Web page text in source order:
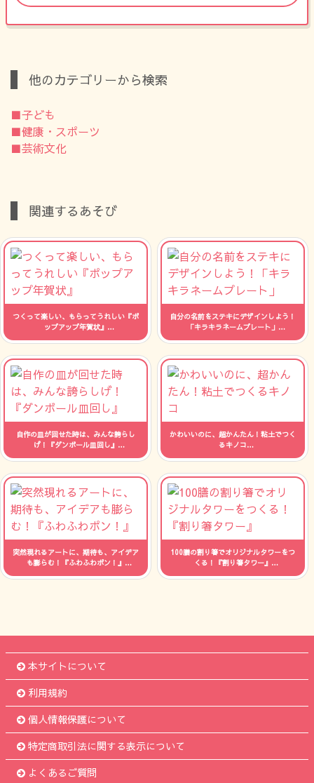
他のカテゴリーから検索
■子ども
■健康・スポーツ
■芸術文化
関連するあそび
つくって楽しい、もらってうれしい『ポ
ップアップ年賀状』
自分の名前をステキにデザインしよう！
「キラキラネームプレート」
自作の皿が回せた時は、みんな誇らし
げ！『ダンボール皿回し』
かわいいのに、超かんたん！粘土でつく
るキノコ
突然現れるアートに、期待も、アイデア
も膨らむ！『ふわふわポン！』
100膳の割り箸でオリジナルタワーをつ
くる！『割り箸タワー』
本サイトについて
利用規約
個人情報保護について
特定商取引法に関する表示について
よくあるご質問